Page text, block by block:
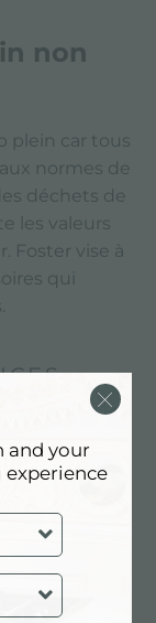
non
plein car tous
normes de
déchets de
les valeurs
Foster vise à
qui
and your